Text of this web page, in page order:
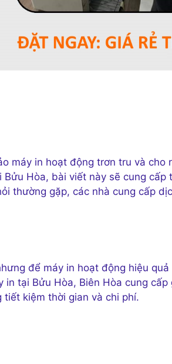
máy in hoạt động trơn tru và cho
Hòa, bài viết này sẽ cung cấp
thường gặp, các nhà cung cấp
để máy in hoạt động hiệu
tại Bửu Hòa, Biên Hòa cung cấp
kiệm thời gian và chi phí.